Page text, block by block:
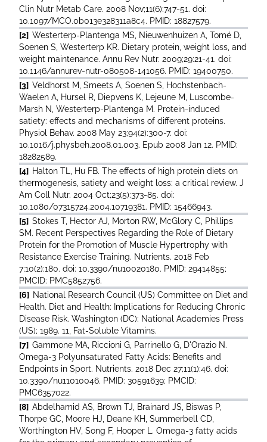
Clin Nutr Metab Care. 2008 Nov;11(6):747-51. doi:
10.1097/MCO.0b013e328311a8c4. PMID: 18827579.
[2] Westerterp-Plantenga MS, Nieuwenhuizen A, Tomé D,
Soenen S, Westerterp KR. Dietary protein, weight loss, and
weight maintenance. Annu Rev Nutr. 2009;29:21-41. doi:
10.1146/annurev-nutr-080508-141056. PMID: 19400750.
[3] Veldhorst M, Smeets A, Soenen S, Hochstenbach-
Waelen A, Hursel R, Diepvens K, Lejeune M, Luscombe-
Marsh N, Westerterp-Plantenga M. Protein-induced
satiety: effects and mechanisms of different proteins.
Physiol Behav. 2008 May 23;94(2):300-7. doi:
10.1016/j.physbeh.2008.01.003. Epub 2008 Jan 12. PMID:
18282589.
[4] Halton TL, Hu FB. The effects of high protein diets on
thermogenesis, satiety and weight loss: a critical review. J
Am Coll Nutr. 2004 Oct;23(5):373-85. doi:
10.1080/07315724.2004.10719381. PMID: 15466943.
[5] Stokes T, Hector AJ, Morton RW, McGlory C, Phillips
SM. Recent Perspectives Regarding the Role of Dietary
Protein for the Promotion of Muscle Hypertrophy with
Resistance Exercise Training. Nutrients. 2018 Feb
7;10(2):180. doi: 10.3390/nu10020180. PMID: 29414855;
PMCID: PMC5852756.
[6] National Research Council (US) Committee on Diet and
Health. Diet and Health: Implications for Reducing Chronic
Disease Risk. Washington (DC): National Academies Press
(US); 1989. 11, Fat-Soluble Vitamins.
[7] Gammone MA, Riccioni G, Parrinello G, D'Orazio N.
Omega-3 Polyunsaturated Fatty Acids: Benefits and
Endpoints in Sport. Nutrients. 2018 Dec 27;11(1):46. doi:
10.3390/nu11010046. PMID: 30591639; PMCID:
PMC6357022.
[8] Abdelhamid AS, Brown TJ, Brainard JS, Biswas P,
Thorpe GC, Moore HJ, Deane KH, Summerbell CD,
Worthington HV, Song F, Hooper L. Omega-3 fatty acids